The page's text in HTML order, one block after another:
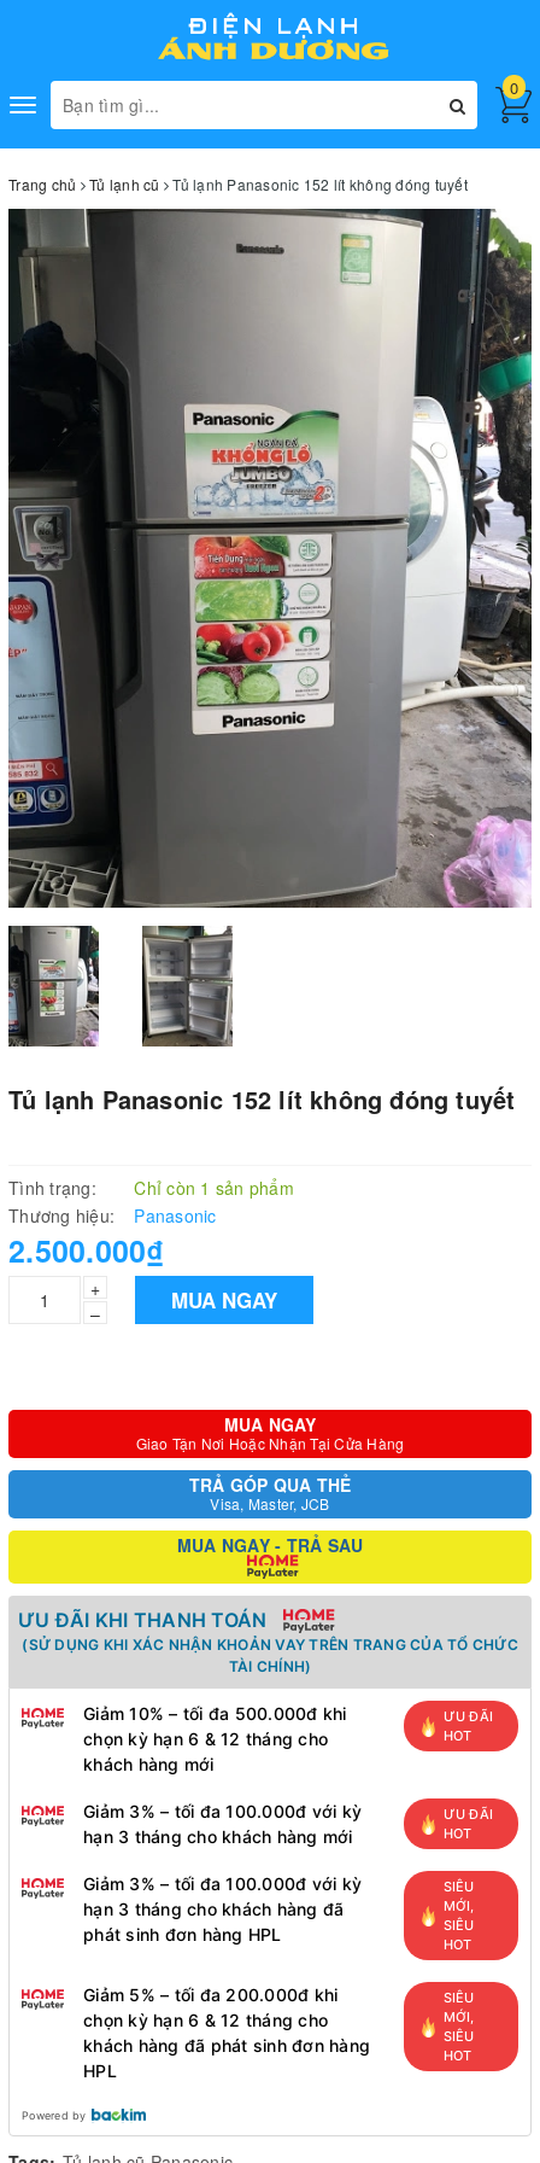
Toggle
navigation
0
Trang chủ Tủ lạnh cũ Tủ lạnh Panasonic 152 lít không đóng tuyết
Tủ lạnh Panasonic 152 lít không đóng tuyết
Tình trạng:
Chỉ còn 1 sản phẩm
Thương hiệu:
Panasonic
2.500.000₫
+
–
MUA NGAY
MUA NGAY
Giao Tận Nơi Hoặc Nhận Tại Cửa Hàng
TRẢ GÓP QUA THẺ
Visa, Master, JCB
MUA NGAY - TRẢ SAU
ƯU ĐÃI KHI THANH TOÁN
(SỬ DỤNG KHI XÁC NHẬN KHOẢN VAY TRÊN TRANG CỦA TỔ CHỨC
TÀI CHÍNH)
Giảm 10% – tối đa 500.000đ khi
chọn kỳ hạn 6 & 12 tháng cho
khách hàng mới
ƯU ĐÃI
HOT
Giảm 3% – tối đa 100.000đ với kỳ
hạn 3 tháng cho khách hàng mới
ƯU ĐÃI
HOT
Giảm 3% – tối đa 100.000đ với kỳ
hạn 3 tháng cho khách hàng đã
phát sinh đơn hàng HPL
SIÊU
MỚI,
SIÊU
HOT
Giảm 5% – tối đa 200.000đ khi
chọn kỳ hạn 6 & 12 tháng cho
khách hàng đã phát sinh đơn hàng
HPL
SIÊU
MỚI,
SIÊU
HOT
Powered by